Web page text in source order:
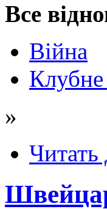
Все
Війна
»
Читать